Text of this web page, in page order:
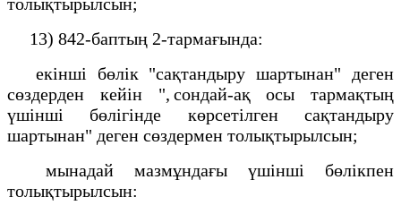
13) 842-баптың 2-тармағында:
екінші бөлік "сақтандыру шартынан" деген
сөздерден кейін ", сондай-ақ осы тармақтың
үшінші бөлігінде көрсетілген сақтандыру
шартынан" деген сөздермен толықтырылсын;
мынадай мазмұндағы үшінші бөлікпен
толықтырылсын: